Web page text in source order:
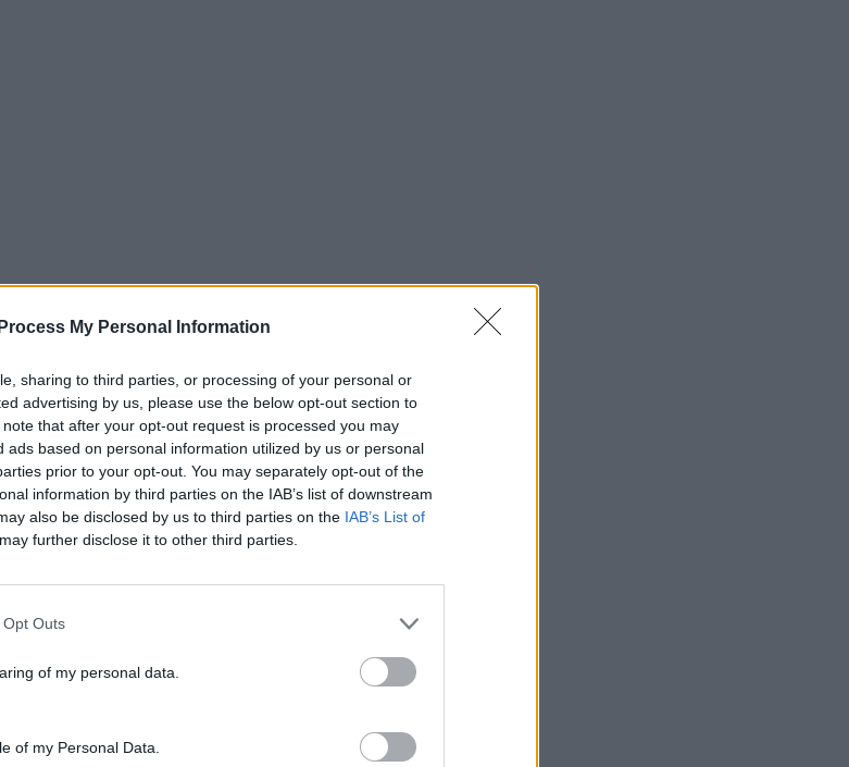
My Personal Information
sharing to third parties, or processing of your personal or
advertising by us, please use the below opt-out section to
that after your opt-out request is processed you may
ads based on personal information utilized by us or personal
prior to your opt-out. You may separately opt-out of the
information by third parties on the IAB’s list of downstream
also be disclosed by us to third parties on the IAB’s List of
further disclose it to other third parties.
Outs
of my personal data.
of my Personal Data.
strekningen er delvis stengt.